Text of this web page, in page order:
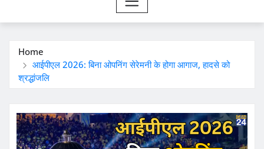
Home
आईपीएल 2026: बिना ओपनिंग सेरेमनी के होगा आगाज, हादसे को
श्रद्धांजलि